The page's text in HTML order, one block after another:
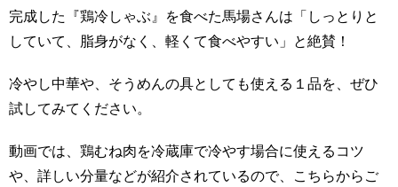
完成した『鶏冷しゃぶ』を食べた馬場さんは「しっとりと
していて、脂身がなく、軽くて食べやすい」と絶賛！
冷やし中華や、そうめんの具としても使える１品を、ぜひ
試してみてください。
動画では、鶏むね肉を冷蔵庫で冷やす場合に使えるコツ
や、詳しい分量などが紹介されているので、こちらからご